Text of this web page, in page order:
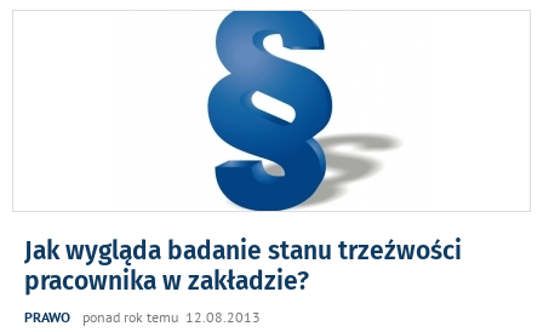
Jak wygląda badanie stanu trzeźwości
pracownika w zakładzie?
PRAWO ponad rok temu 12.08.2013